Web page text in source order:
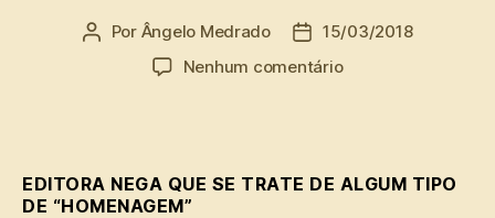
Autor
Por Ângelo Medrado
Data
de
15/03/2018
Nenhum comentárioem
folheto
EDITORA NEGA QUE SE TRATE DE ALGUM TIPO
DE “HOMENAGEM”